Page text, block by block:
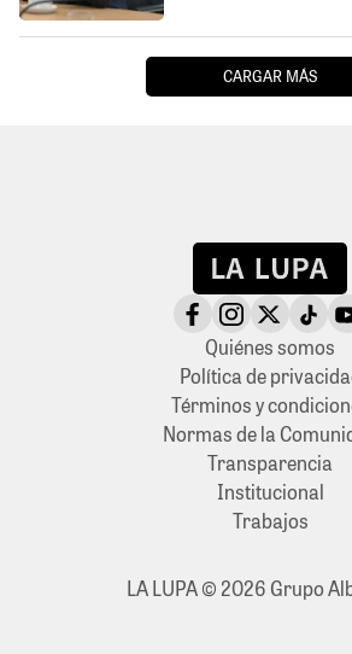
CARGAR MÁS
Quiénes somos
Política de
Términos y
Normas de la
Transparencia
Institucional
Trabajos
LA LUPA © 2026 Grupo